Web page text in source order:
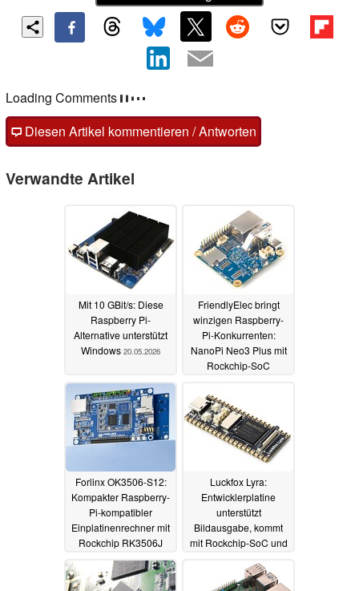
Loading Comments
Diesen Artikel kommentieren / Antworten
Verwandte Artikel
Mit 10 GBit/s: Diese
Raspberry Pi-
Alternative unterstützt
Windows 20.05.2026
FriendlyElec bringt
winzigen Raspberry-
Pi-Konkurrenten:
NanoPi Neo3 Plus mit
Rockchip-SoC
Forlinx OK3506-S12:
Kompakter Raspberry-
Pi-kompatibler
Einplatinenrechner mit
Rockchip RK3506J
18.10.2025
Luckfox Lyra:
Entwicklerplatine
unterstützt
Bildausgabe, kommt
mit Rockchip-SoC und
01.01.2025